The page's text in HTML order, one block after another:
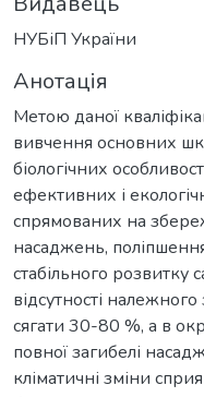
НУБіП України
Анотація
Метою даної
вивчення основних
біологічних
ефективних і
спрямованих на
насаджень,
стабільного розвитку
відсутності
сягати 30-80 %, а в
повної загибелі
кліматичні зміни